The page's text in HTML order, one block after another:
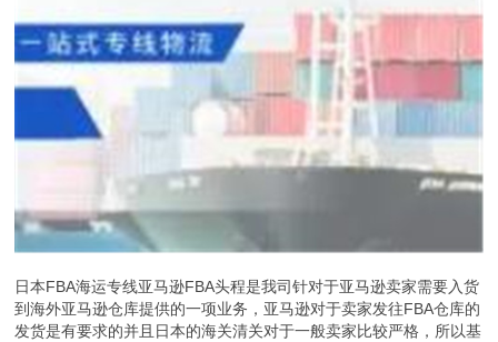
日本FBA海运专线亚马逊FBA头程是我司针对于亚马逊卖家需要入货
到海外亚马逊仓库提供的一项业务，亚马逊对于卖家发往FBA仓库的
发货是有要求的并且日本的海关清关对于一般卖家比较严格，所以基